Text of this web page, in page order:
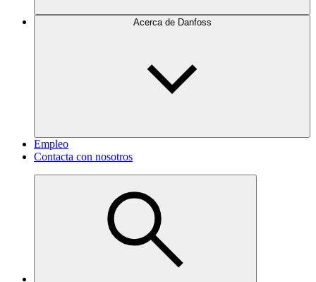
Acerca de Danfoss
Empleo
Contacta con nosotros